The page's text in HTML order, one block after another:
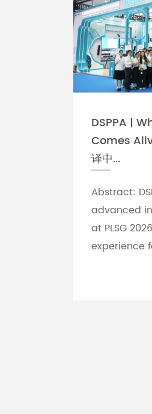
DSPPA |
Comes
译中...
Abstract:
advanced
at PLSG
experience